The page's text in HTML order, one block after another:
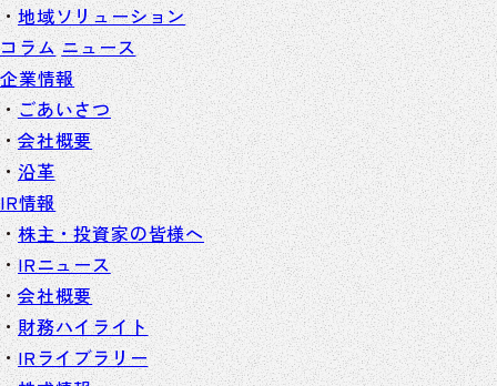
地域ソリューション
コラム ニュース
企業情報
ごあいさつ
会社概要
沿革
IR情報
株主・投資家の皆様へ
IRニュース
会社概要
財務ハイライト
IRライブラリー